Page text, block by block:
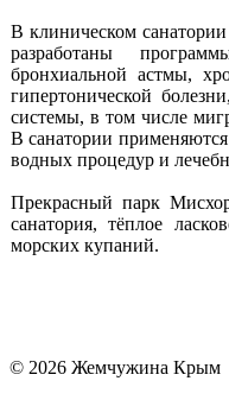
В клиническом
разработаны
бронхиальной астмы,
гипертонической
системы, в том числе
В санатории
водных процедур и
Прекрасный парк
санатория, тёплое
морских купаний.
© 2026 Жемчужина Крым